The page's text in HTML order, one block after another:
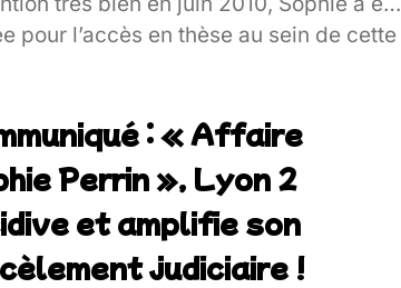
pour l’accès en thèse au sein de cette
: « Affaire
Perrin », Lyon 2
et amplifie son
judiciaire !